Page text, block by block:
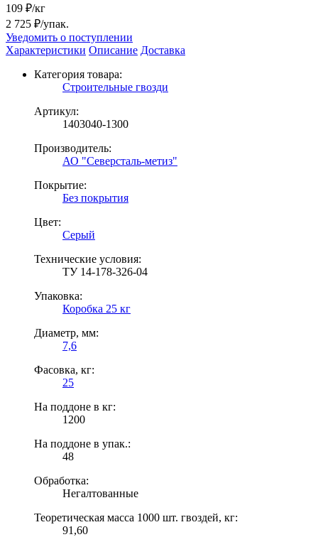
109 ₽/кг
2 725 ₽/упак.
Уведомить о поступлении
Характеристики Описание Доставка
Категория товара:
Строительные гвозди
Артикул:
1403040-1300
Производитель:
АО "Северсталь-метиз"
Покрытие:
Без покрытия
Цвет:
Серый
Технические условия:
ТУ 14-178-326-04
Упаковка:
Коробка 25 кг
Диаметр, мм:
7,6
Фасовка, кг:
25
На поддоне в кг:
1200
На поддоне в упак.:
48
Обработка:
Негалтованные
Теоретическая масса 1000 шт. гвоздей, кг:
91,60